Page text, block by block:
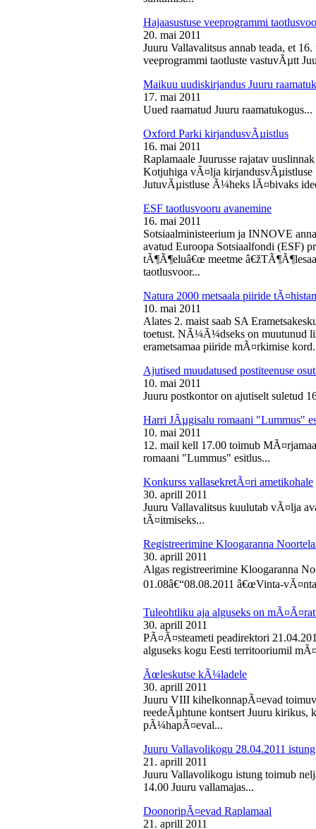
Hajaasustuse veeprogrammi
20. mai 2011
Juuru Vallavalitsus annab teada, et
veeprogrammi taotluste vastuvÃµtt
Maikuu uudiskirjandus Juuru
17. mai 2011
Uued raamatud Juuru raamatukogus...
Oxford Parki kirjandusvÃµistlus
16. mai 2011
Raplamaale Juurusse rajatav
Kotjuhiga vÃ¤lja
JutuvÃµistluse Ã¼heks lÃ¤bivaks
ESF taotlusvooru avanemine
16. mai 2011
Sotsiaalministeerium ja INNOVE
avatud Euroopa Sotsiaalfondi (ESF)
tÃ¶Ã¶eluâ€œ meetme
taotlusvoor...
Natura 2000 metsaala piiride
10. mai 2011
Alates 2. maist saab SA
toetust. NÃ¼Ã¼dseks on muutunud
erametsamaa piiride mÃ¤rkimise
Ajutised muudatused postiteenuse
10. mai 2011
Juuru postkontor on ajutiselt suletud
Harri JÃµgisalu romaani "Lummus"
10. mai 2011
12. mail kell 17.00 toimub
romaani "Lummus" esitlus...
Konkurss vallasekretÃ¤ri ametikohale
30. aprill 2011
Juuru Vallavalitsus kuulutab vÃ¤lja
tÃ¤itmiseks...
Registreerimine Kloogaranna
30. aprill 2011
Algas registreerimine Kloogaranna
01.08â€“08.08.2011 â€œVinta-
Tuleohtliku aja alguseks on
30. aprill 2011
PÃ¤Ã¤steameti peadirektori
alguseks kogu Eesti territooriumil
Ãœleskutse kÃ¼ladele
30. aprill 2011
Juuru VIII kihelkonnapÃ¤evad
reedeÃµhtune kontsert Juuru
pÃ¼hapÃ¤eval...
Juuru Vallavolikogu 28.04.2011 istung
21. aprill 2011
Juuru Vallavolikogu istung toimub
14.00 Juuru vallamajas...
DoonoripÃ¤evad Raplamaal
21. aprill 2011